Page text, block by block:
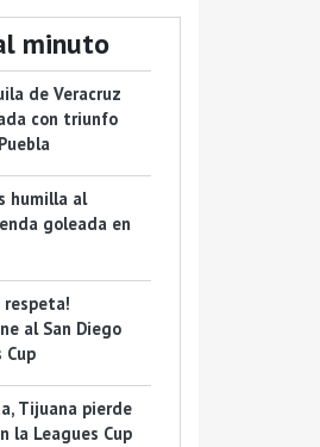
minuto
de Veracruz
con triunfo
humilla al
goleada en
respeta!
al San Diego
Cup
Tijuana pierde
la Leagues Cup